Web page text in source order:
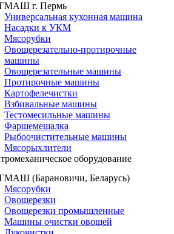
г. Пермь
Универсальная кухонная машина
Насадки к УКМ
Мясорубки
Овощерезательно-протирочные
машины
Овощерезательные машины
Протирочные машины
Картофелечистки
Взбивальные машины
Тестомесильные машины
Фаршемешалка
Рыбоочистительные машины
Мясорыхлители
оборудование
(Барановичи, Беларусь)
Мясорубки
Овощерезки
Овощерезки промышленные
Машины очистки овощей